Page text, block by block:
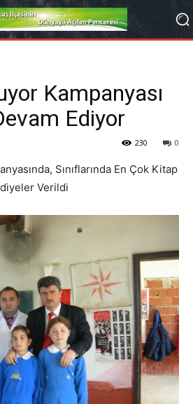
Kampanyası
Ediyor
0
230
Sınıflarında En Çok Kitap
Verildi